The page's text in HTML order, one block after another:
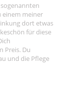
einem meiner
dort etwas
für diese
Preis. Du
und die Pflege